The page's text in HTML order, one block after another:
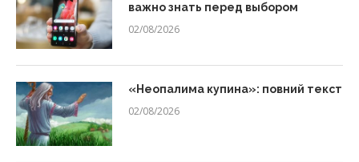
важно знать перед выбором
02/08/2026
«Неопалима купина»: повний текст
02/08/2026